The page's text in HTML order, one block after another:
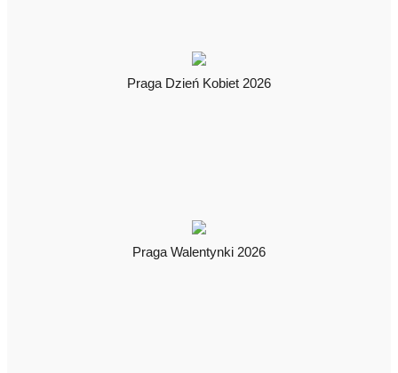
Praga Dzień Kobiet 2026
Praga Walentynki 2026